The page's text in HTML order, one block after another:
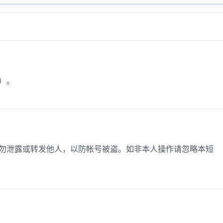
泄露或转发他人，以防帐号被盗。如非本人操作请忽略本短